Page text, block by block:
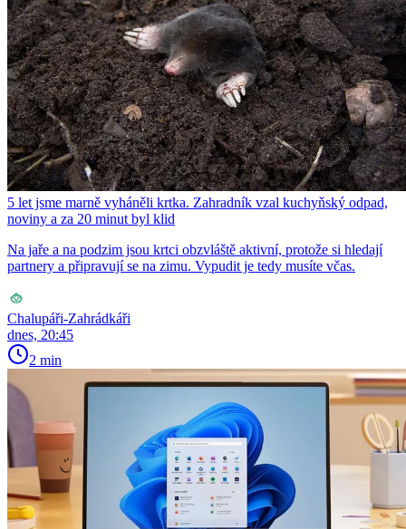
5 let jsme marně vyháněli krtka. Zahradník vzal kuchyňský odpad,
noviny a za 20 minut byl klid
Na jaře a na podzim jsou krtci obzvláště aktivní, protože si hledají
partnery a připravují se na zimu. Vypudit je tedy musíte včas.
Chalupáři-Zahrádkáři
dnes, 20:45
2 min